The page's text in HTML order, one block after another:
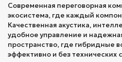
Современная переговорная
экосистема, где каждый
Качественная акустика,
удобное управление и
пространство, где гибридные
эффективно и без технических